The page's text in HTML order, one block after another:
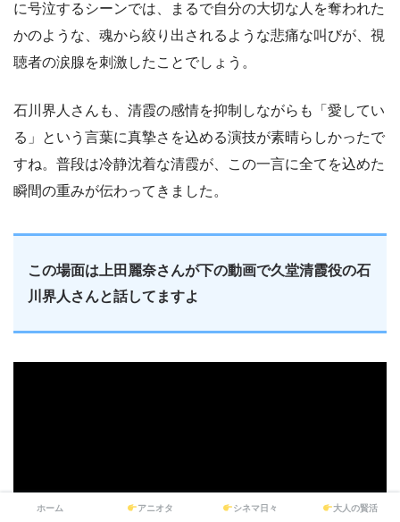
に号泣するシーンでは、まるで自分の大切な人を奪われた
かのような、魂から絞り出されるような悲痛な叫びが、視
聴者の涙腺を刺激したことでしょう。
石川界人さんも、清霞の感情を抑制しながらも「愛してい
る」という言葉に真摯さを込める演技が素晴らしかったで
すね。普段は冷静沈着な清霞が、この一言に全てを込めた
瞬間の重みが伝わってきました。
この場面は上田麗奈さんが下の動画で久堂清霞役の石
川界人さんと話してますよ
ホーム アニオタ シネマ日々 大人の賢活